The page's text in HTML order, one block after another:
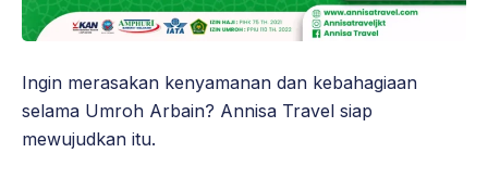
Ingin merasakan kenyamanan dan kebahagiaan
selama Umroh Arbain? Annisa Travel siap
mewujudkan itu.